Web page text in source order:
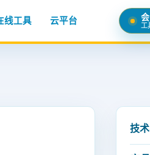
线工具 云平台 工
技